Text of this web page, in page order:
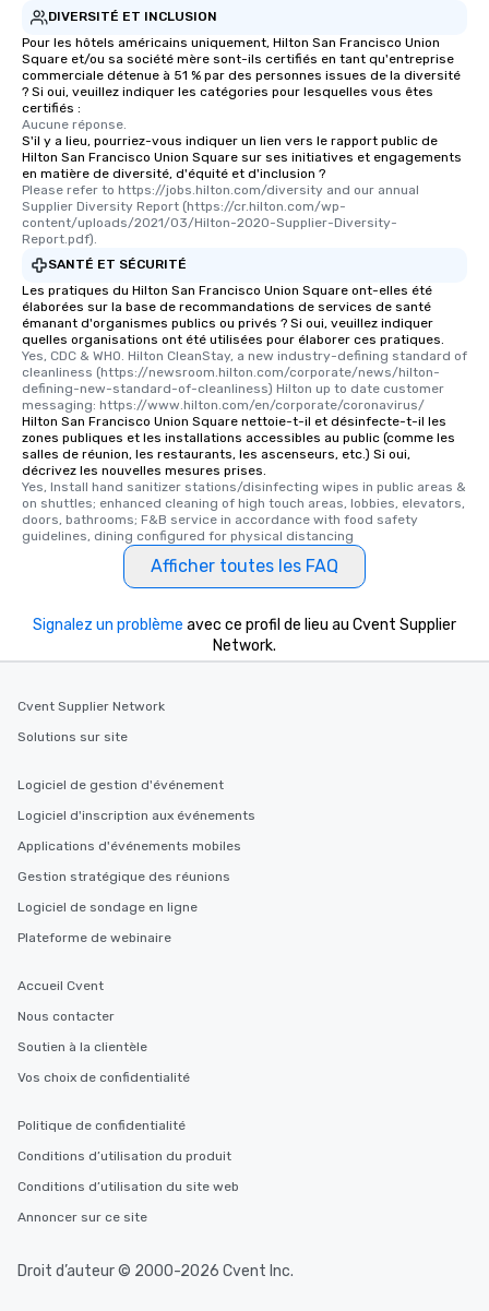
DIVERSITÉ ET INCLUSION
Pour les hôtels américains uniquement, Hilton San Francisco Union
Square et/ou sa société mère sont-ils certifiés en tant qu'entreprise
commerciale détenue à 51 % par des personnes issues de la diversité
? Si oui, veuillez indiquer les catégories pour lesquelles vous êtes
certifiés :
Aucune réponse.
S'il y a lieu, pourriez-vous indiquer un lien vers le rapport public de
Hilton San Francisco Union Square sur ses initiatives et engagements
en matière de diversité, d'équité et d'inclusion ?
Please refer to https://jobs.hilton.com/diversity and our annual
Supplier Diversity Report (https://cr.hilton.com/wp-
content/uploads/2021/03/Hilton-2020-Supplier-Diversity-
Report.pdf).
SANTÉ ET SÉCURITÉ
Les pratiques du Hilton San Francisco Union Square ont-elles été
élaborées sur la base de recommandations de services de santé
émanant d'organismes publics ou privés ? Si oui, veuillez indiquer
quelles organisations ont été utilisées pour élaborer ces pratiques.
Yes, CDC & WHO. Hilton CleanStay, a new industry-defining standard of
cleanliness (https://newsroom.hilton.com/corporate/news/hilton-
defining-new-standard-of-cleanliness) Hilton up to date customer
messaging: https://www.hilton.com/en/corporate/coronavirus/
Hilton San Francisco Union Square nettoie-t-il et désinfecte-t-il les
zones publiques et les installations accessibles au public (comme les
salles de réunion, les restaurants, les ascenseurs, etc.) Si oui,
décrivez les nouvelles mesures prises.
Yes, Install hand sanitizer stations/disinfecting wipes in public areas &
on shuttles; enhanced cleaning of high touch areas, lobbies, elevators,
doors, bathrooms; F&B service in accordance with food safety
guidelines, dining configured for physical distancing
Afficher toutes les FAQ
Signalez un problème avec ce profil de lieu au Cvent Supplier
Network.
Cvent Supplier Network
Solutions sur site
Logiciel de gestion d'événement
Logiciel d'inscription aux événements
Applications d'événements mobiles
Gestion stratégique des réunions
Logiciel de sondage en ligne
Plateforme de webinaire
Accueil Cvent
Nous contacter
Soutien à la clientèle
Vos choix de confidentialité
Politique de confidentialité
Conditions d’utilisation du produit
Conditions d’utilisation du site web
Annoncer sur ce site
Droit d’auteur © 2000-2026 Cvent Inc.